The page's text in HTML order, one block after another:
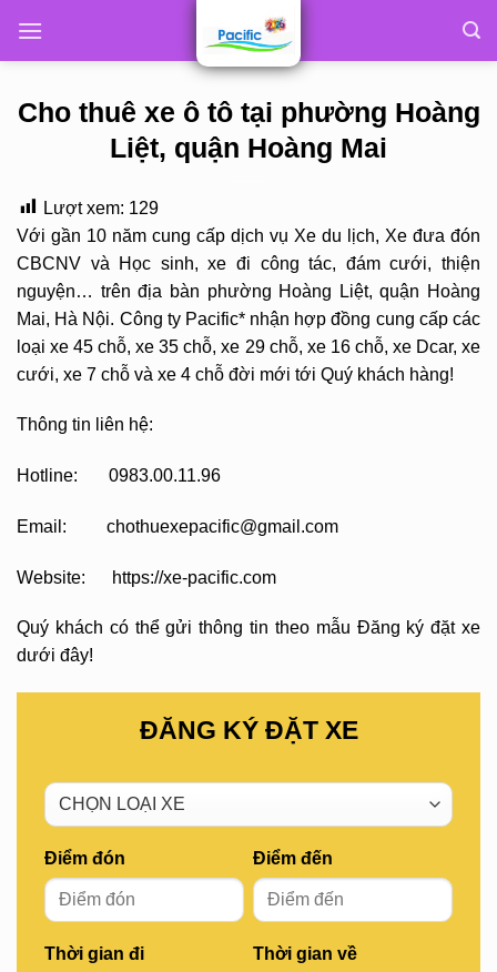
Cho thuê xe ô tô tại phường Hoàng
Liệt, quận Hoàng Mai
Lượt xem: 129
Với gần 10 năm cung cấp dịch vụ Xe du lịch, Xe đưa đón
CBCNV và Học sinh, xe đi công tác, đám cưới, thiện
nguyện… trên địa bàn phường Hoàng Liệt, quận Hoàng
Mai, Hà Nội. Công ty Pacific* nhận hợp đồng cung cấp các
loại xe 45 chỗ, xe 35 chỗ, xe 29 chỗ, xe 16 chỗ, xe Dcar, xe
cưới, xe 7 chỗ và xe 4 chỗ đời mới tới Quý khách hàng!
Thông tin liên hệ:
Hotline: 0983.00.11.96
Email: chothuexepacific@gmail.com
Website: https://xe-pacific.com
Quý khách có thể gửi thông tin theo mẫu Đăng ký đặt xe
dưới đây!
ĐĂNG KÝ ĐẶT XE
Điểm đón
Thời gian đi
Điểm đến
Thời gian về